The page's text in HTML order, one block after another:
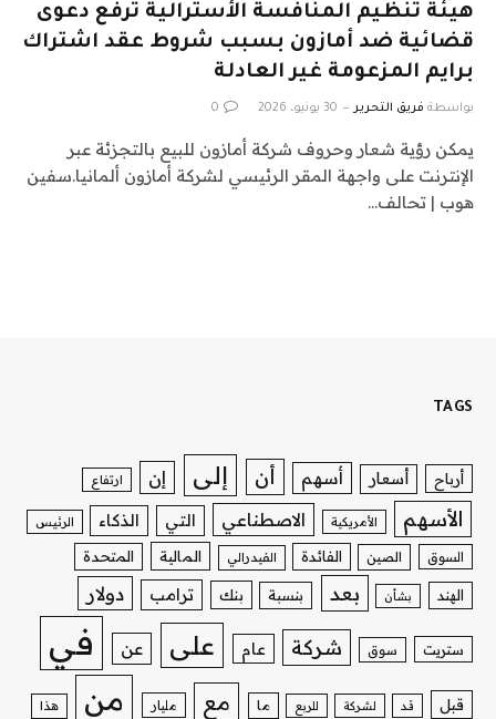
هيئة تنظيم المنافسة الأسترالية ترفع دعوى
قضائية ضد أمازون بسبب شروط عقد اشتراك
برايم المزعومة غير العادلة
بواسطة فريق التحرير 30 يونيو، 2026 0
يمكن رؤية شعار وحروف شركة أمازون للبيع بالتجزئة عبر
الإنترنت على واجهة المقر الرئيسي لشركة أمازون ألمانيا.سفين
هوب | تحالف…
TAGS
أرباح أسعار أسهم أن إلى إن ارتفاع
الأسهم الأمريكية الاصطناعي التي الذكاء الرئيس
السوق الصين الفائدة الفيدرالي المالية المتحدة
الهند بشأن بعد بنسبة بنك ترامب دولار
ستريت سوق شركة عام على عن في
قبل قد لشركة للربع ما مع مليار من هذا